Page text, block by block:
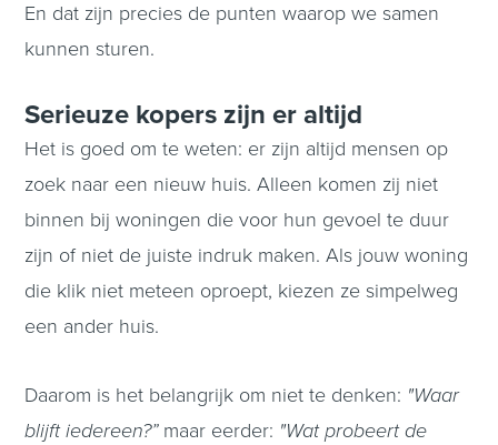
En dat zijn precies de punten waarop we samen
kunnen sturen.
Serieuze kopers zijn er altijd
Het is goed om te weten: er zijn altijd mensen op
zoek naar een nieuw huis. Alleen komen zij niet
binnen bij woningen die voor hun gevoel te duur
zijn of niet de juiste indruk maken. Als jouw woning
die klik niet meteen oproept, kiezen ze simpelweg
een ander huis.
Daarom is het belangrijk om niet te denken: "Waar
blijft iedereen?”maar eerder: "Wat probeert de